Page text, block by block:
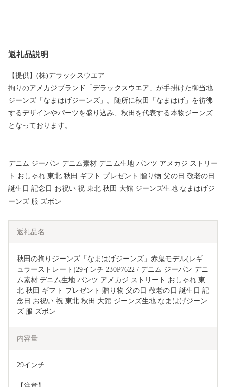
返礼品説明
【提供】(株)デラックスウエア
拘りのアメカジブランド「デラックスウエア」が手掛けた御当地
ジーンズ「なまはげジーンズ」。随所に秋田「なまはげ」を彷彿
するデザインやパーツを盛り込み、秋田を代表する本物ジーンズ
となっております。
デニム ジーパン デニム素材 デニム生地 パンツ アメカジ ストリー
ト おしゃれ 東北 秋田 ギフト プレゼント 贈り物 父の日 敬老の日
誕生日 記念日 お祝い 祝 東北 秋田 大館 ジーンズ生地 なまはげジ
ーンズ 服 ズボン
返礼品名
秋田の拘りジーンズ「なまはげジーンズ」赤鬼モデル(レギ
ュラーストレート)29インチ 230P7622 / デニム ジーパン デニ
ム素材 デニム生地 パンツ アメカジ ストリート おしゃれ 東
北 秋田 ギフト プレゼント 贈り物 父の日 敬老の日 誕生日 記
念日 お祝い 祝 東北 秋田 大館 ジーンズ生地 なまはげジーン
ズ 服 ズボン
内容量
29インチ